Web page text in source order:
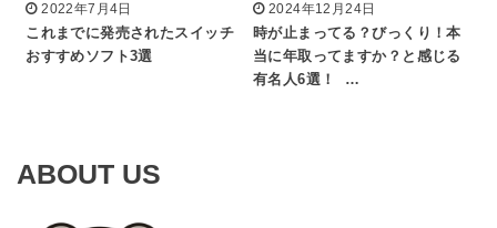
2022年7月4日
これまでに発売されたスイッチ
おすすめソフト3選
2024年12月24日
時が止まってる？びっくり！本
当に年取ってますか？と感じる
有名人6選！ …
ABOUT US